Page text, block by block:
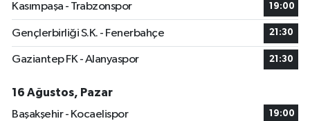
Kasımpaşa - Trabzonspor 19:00
Gençlerbirliği S.K. - Fenerbahçe 21:30
Gaziantep FK - Alanyaspor 21:30
16 Ağustos, Pazar
Başakşehir - Kocaelispor
19:00